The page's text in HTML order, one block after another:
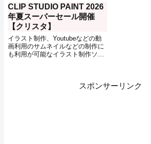
CLIP STUDIO PAINT 2026
年夏スーパーセール開催
【クリスタ】
イラスト制作、Youtubeなどの動
画利用のサムネイルなどの制作に
も利用が可能なイラスト制作ソフ
2026年夏にも開催されるようでスポンサーリンク